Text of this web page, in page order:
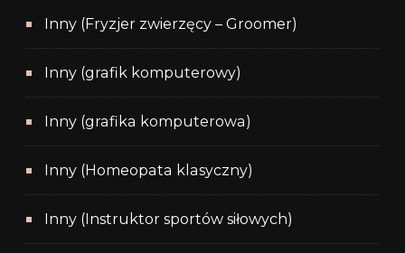
Inny (Fryzjer zwierzęcy – Groomer)
Inny (grafik komputerowy)
Inny (grafika komputerowa)
Inny (Homeopata klasyczny)
Inny (Instruktor sportów siłowych)